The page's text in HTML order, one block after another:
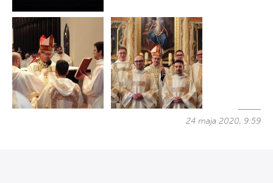
24 maja 2020, 9:59